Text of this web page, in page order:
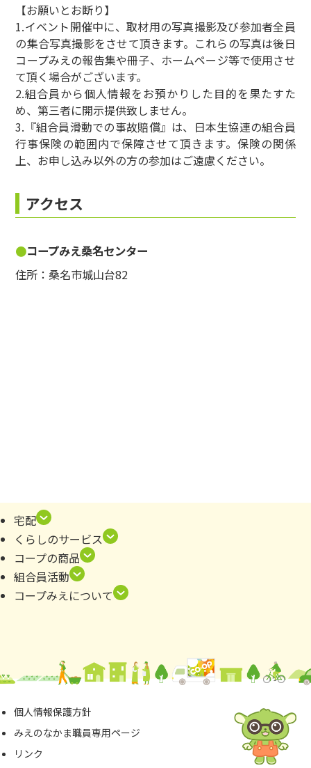
【お願いとお断り】
1.イベント開催中に、取材用の写真撮影及び参加者全員
の集合写真撮影をさせて頂きます。これらの写真は後日
コープみえの報告集や冊子、ホームページ等で使用させ
て頂く場合がございます。
2.組合員から個人情報をお預かりした目的を果たすた
め、第三者に開示提供致しません。
3.『組合員滑動での事故賠償』は、日本生協連の組合員
行事保険の範囲内で保障させて頂きます。保険の関係
上、お申し込み以外の方の参加はご遠慮ください。
アクセス
コープみえ桑名センター
住所：桑名市城山台82
宅配
くらしのサービス
コープの商品
組合員活動
コープみえについて
個⼈情報保護⽅針
みえのなかま職員専⽤ページ
リンク